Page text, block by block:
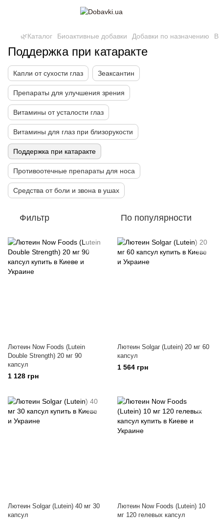
🌿Каталог Биоактивные добавки Добавки по назначению
Поддержка при катаракте
Капли от сухости глаз Зеаксантин
Препараты для улучшения зрения
Витамины от усталости глаз
Витамины для глаз при близорукости
Поддержка при катаракте
Противоотечные препараты для носа
Средства от боли и звона в ушах
Фильтр По популярности
Лютеин Now Foods (Lutein
Double Strength) 20 мг 90
капсул
1 128 грн
Лютеин Solgar (Lutein) 20 мг 60
капсул
1 564 грн
Лютеин Solgar (Lutein) 40 мг 30
капсул
Лютеин Now Foods (Lutein) 10
мг 120 гелевых капсул